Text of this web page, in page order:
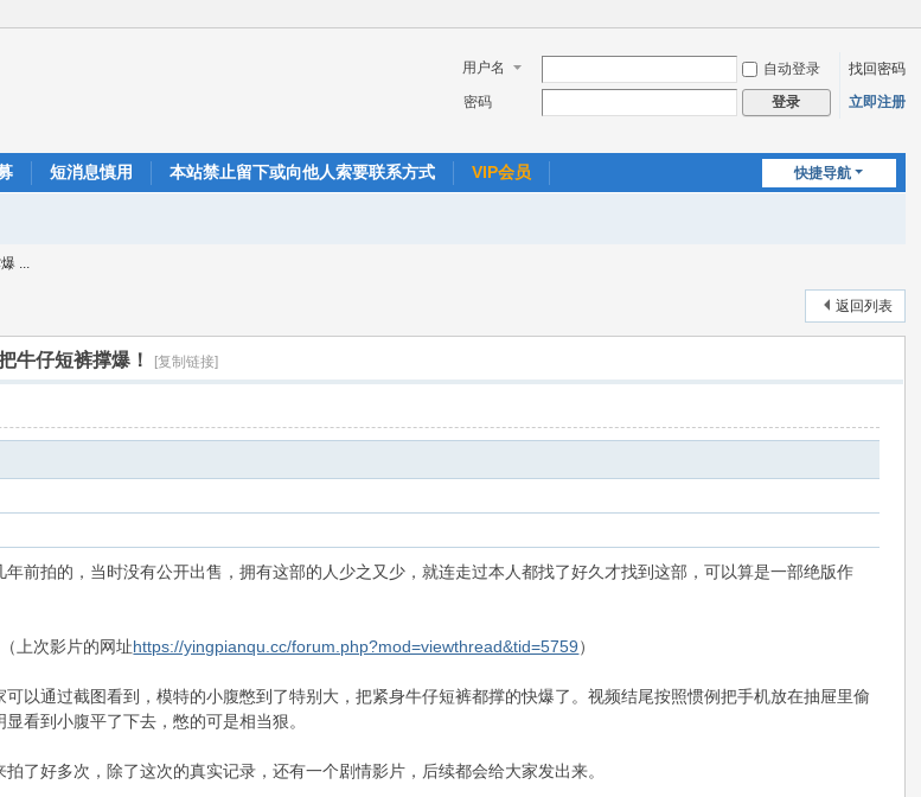
用户名 自动登录
找回密码
密码
登录 立即注册
快捷导航
短消息慎用 本站禁止留下或向他人索要联系方式 VIP会员
...
返回列表
牛仔短裤撑爆！ [复制链接]
前拍的，当时没有公开出售，拥有这部的人少之又少，就连走过本人都找了好久才找到这部，可以算是一部绝版作
上次影片的网址https://yingpianqu.cc/forum.php?mod=viewthread&tid=5759）
以通过截图看到，模特的小腹憋到了特别大，把紧身牛仔短裤都撑的快爆了。视频结尾按照惯例把手机放在抽屉里偷
看到小腹平了下去，憋的可是相当狠。
了好多次，除了这次的真实记录，还有一个剧情影片，后续都会给大家发出来。